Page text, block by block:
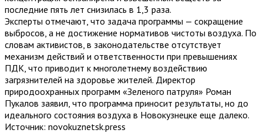
последние пять лет снизилась в 1,3 раза.
Эксперты отмечают, что задача программы — сокращение
выбросов, а не достижение нормативов чистоты воздуха. По
словам активистов, в законодательстве отсутствует
механизм действий и ответственности при превышениях
ПДК, что приводит к многолетнему воздействию
загрязнителей на здоровье жителей. Директор
природоохранных программ «Зеленого патруля» Роман
Пукалов заявил, что программа приносит результаты, но до
идеального состояния воздуха в Новокузнецке еще далеко.
Источник: novokuznetsk.press